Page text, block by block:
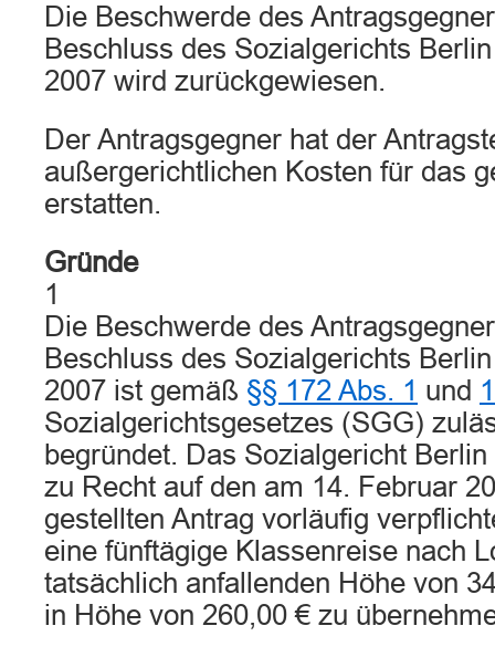
Die Beschwerde des
Beschluss des Sozialgerichts
2007 wird zurückgewiesen.
Der Antragsgegner hat der
außergerichtlichen Kosten für das
erstatten.
Gründe
1
Die Beschwerde des
Beschluss des Sozialgerichts
2007 ist gemäß §§ 172 Abs. 1 und
Sozialgerichtsgesetzes (SGG)
begründet. Das Sozialgericht
zu Recht auf den am 14. Februar
gestellten Antrag vorläufig
eine fünftägige Klassenreise nach
tatsächlich anfallenden Höhe von
in Höhe von 260,00 € zu